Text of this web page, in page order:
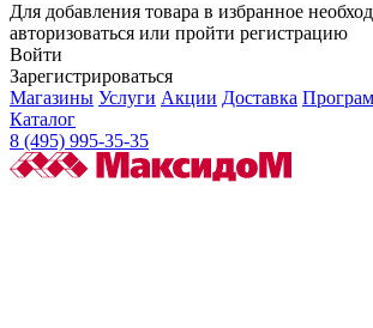
Для добавления товара в избранное
авторизоваться или пройти регистрацию
Войти
Зарегистрироваться
Магазины Услуги Акции Доставка
Каталог
8 (495) 995-35-35